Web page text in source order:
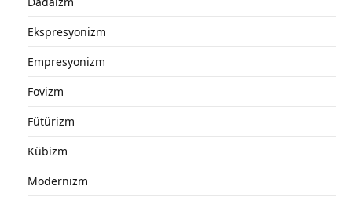
Ekspresyonizm
Empresyonizm
Fovizm
Fütürizm
Kübizm
Modernizm